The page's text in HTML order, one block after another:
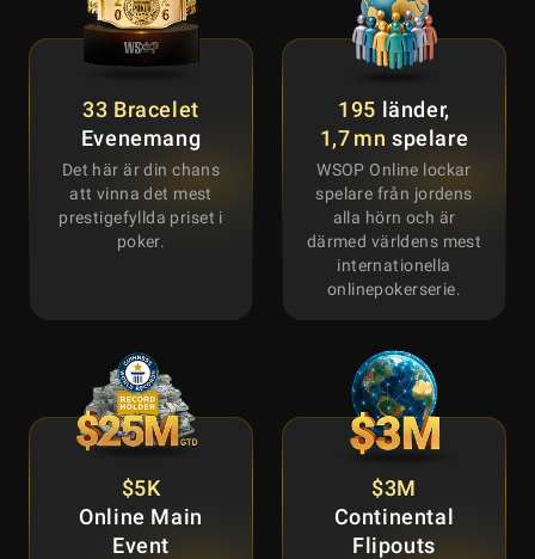
33 Bracelet
Evenemang
Det här är din chans
att vinna det mest
prestigefyllda priset i
poker.
195 länder,
1,7 mn spelare
WSOP Online lockar
spelare från jordens
alla hörn och är
därmed världens mest
internationella
onlinepokerserie.
$5K
Online Main
Event
$3M
Continental
Flipouts